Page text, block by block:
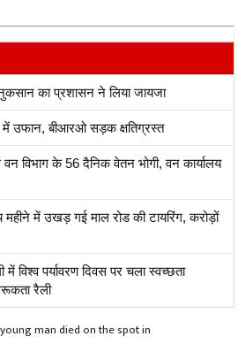
का प्रशासन ने लिया जायजा
में उफान, बीआरओ सड़क क्षतिग्रस्त
विभाग के 56 दैनिक वेतन भोगी, वन कार्यालय
में उखड़ गई माल रोड की टायरिंग, करोड़ों
विश्व पर्यावरण दिवस पर चला स्वच्छता
रैली
man died on the spot in